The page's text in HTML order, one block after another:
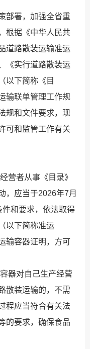
署，加强全省重
根据《中华人民共
道路散装运输准运
《实行道路散装运
以下简称《目
输联单管理工作规
规和文件要求，现
可和监管工作有关
者从事《目录》
，应当于2026年7月
和要求，依法取得
以下简称准运
输容器证明，方可
对自己生产经营
散装运输的，不需
程应当符合有关法
的要求，确保食品